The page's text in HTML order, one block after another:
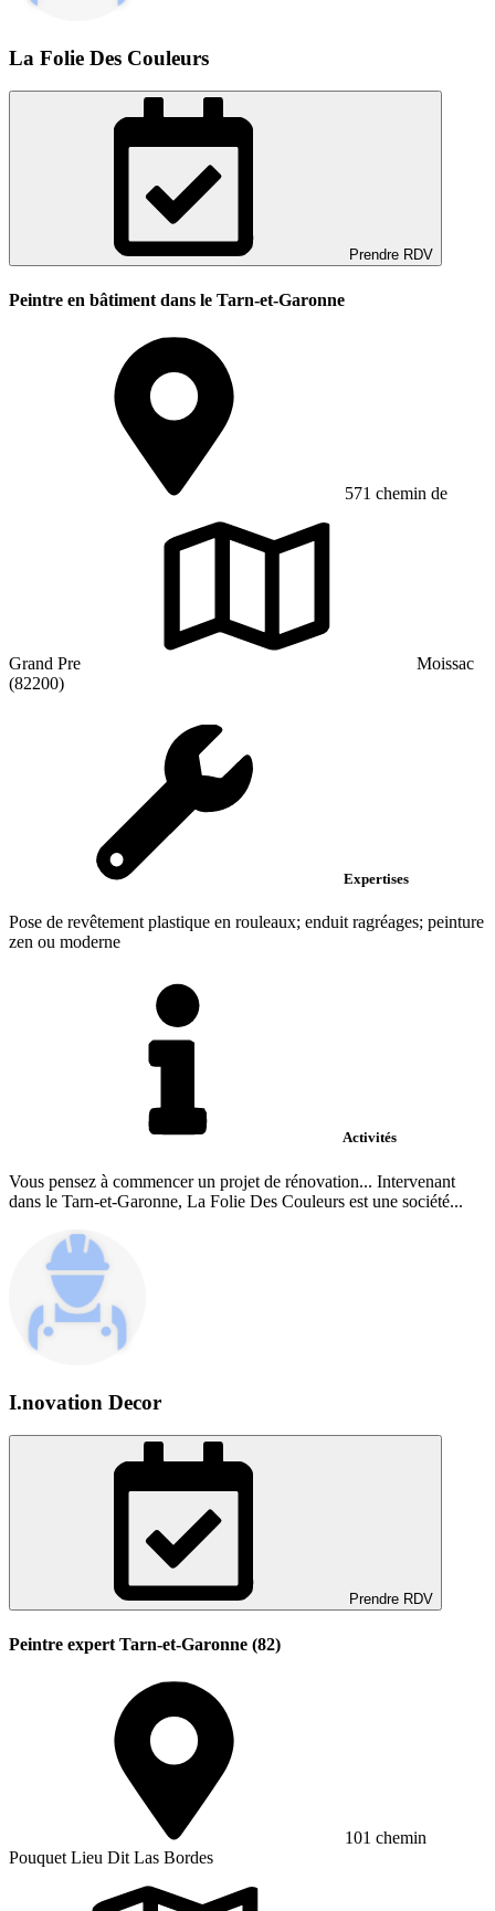
La Folie Des Couleurs
Prendre RDV
Peintre en bâtiment dans le Tarn-et-Garonne
571 chemin de
Grand Pre
Moissac
(82200)
Expertises
Pose de revêtement plastique en rouleaux; enduit ragréages; peinture
zen ou moderne
Activités
Vous pensez à commencer un projet de rénovation... Intervenant
dans le Tarn-et-Garonne, La Folie Des Couleurs est une société...
I.novation Decor
Prendre RDV
Peintre expert Tarn-et-Garonne (82)
101 chemin
Pouquet Lieu Dit Las Bordes